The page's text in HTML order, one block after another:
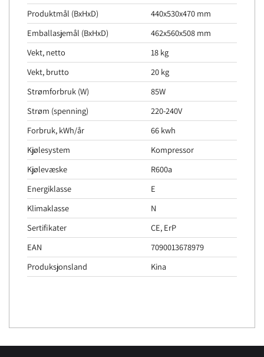
Produktmål (BxHxD)
440x530x470 mm
Emballasjemål (BxHxD)
462x560x508 mm
Vekt, netto
18 kg
Vekt, brutto
20 kg
Strømforbruk (W)
85W
Strøm (spenning)
220-240V
Forbruk, kWh/år
66 kwh
Kjølesystem
Kompressor
Kjølevæske
R600a
Energiklasse
E
Klimaklasse
N
Sertifikater
CE, ErP
EAN
7090013678979
Produksjonsland
Kina